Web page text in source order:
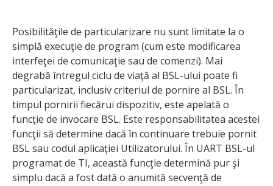
Posibilităţile de particularizare nu sunt limitate la o
simplă execuţie de program (cum este modificarea
interfeţei de comunicaţie sau de comenzi). Mai
degrabă întregul ciclu de viaţă al BSL-ului poate fi
particularizat, inclusiv criteriul de pornire al BSL. În
timpul pornirii fiecărui dispozitiv, este apelată o
funcţie de invocare BSL. Este responsabi­litatea acestei
funcţii să determine dacă în conti­nuare trebuie pornit
BSL sau codul aplicaţiei Utili­zatorului. În UART BSL-ul
programat de TI, această funcţie determină pur şi
simplu dacă a fost dată o anumită secvenţă de